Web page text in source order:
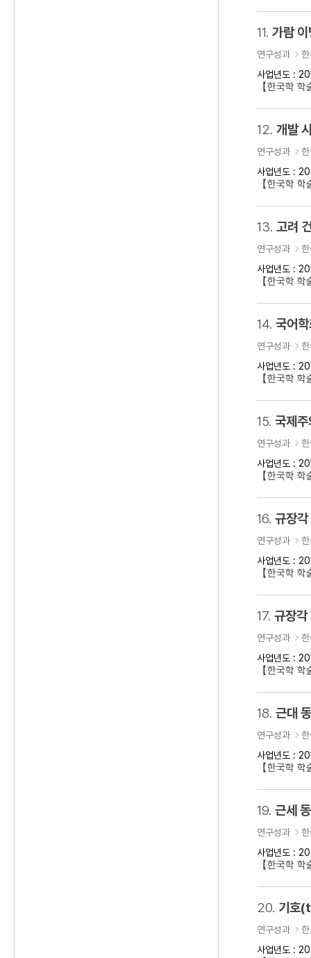
11. 가람
연구성과
사업년도 :
【한국학
12. 개발
연구성과
사업년도 :
【한국학
13. 고려
연구성과
사업년도 :
【한국학
14. 국어
연구성과
사업년도 :
【한국학
15. 국제
연구성과
사업년도 :
【한국학
16. 규장
연구성과
사업년도 :
【한국학
17. 규장
연구성과
사업년도 :
【한국학
18. 근대
연구성과
사업년도 :
【한국학
19. 근세
연구성과
사업년도 :
【한국학
20. 기호
연구성과
사업년도 :